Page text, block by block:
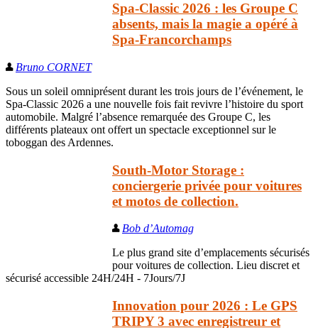
Spa-Classic 2026 : les Groupe C
absents, mais la magie a opéré à
Spa-Francorchamps
Bruno CORNET
Sous un soleil omniprésent durant les trois jours de l’événement, le
Spa-Classic 2026 a une nouvelle fois fait revivre l’histoire du sport
automobile. Malgré l’absence remarquée des Groupe C, les
différents plateaux ont offert un spectacle exceptionnel sur le
toboggan des Ardennes.
South-Motor Storage :
conciergerie privée pour voitures
et motos de collection.
Bob d’Automag
Le plus grand site d’emplacements sécurisés
pour voitures de collection. Lieu discret et
sécurisé accessible 24H/24H - 7Jours/7J
Innovation pour 2026 : Le GPS
TRIPY 3 avec enregistreur et